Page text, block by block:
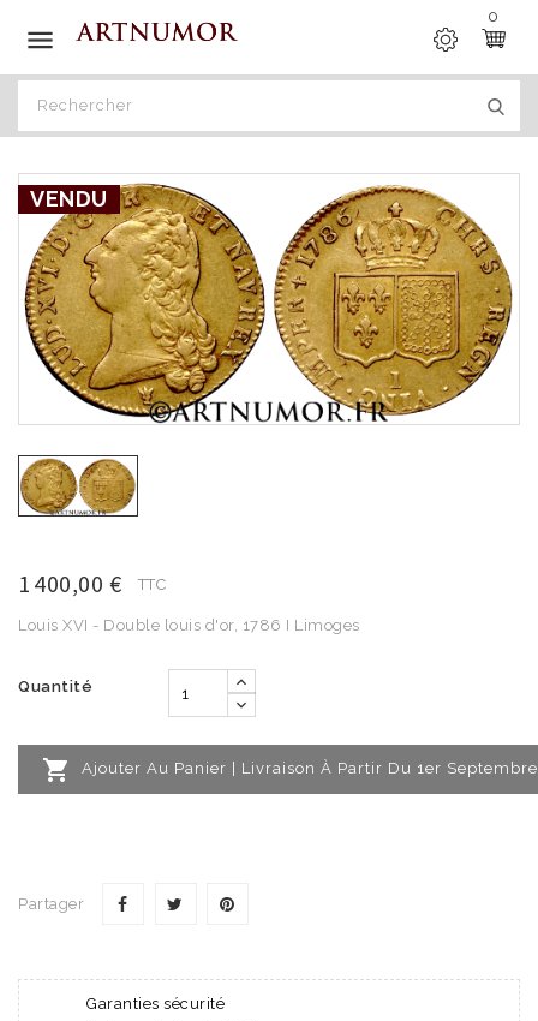

0
VENDU
1 400,00 € TTC
Louis XVI - Double louis d'or, 1786 I Limoges
Quantité
 Ajouter Au Panier | Livraison À Partir Du 1er Septembre
Partager
Garanties sécurité